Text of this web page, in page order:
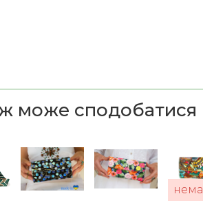
може сподобатися